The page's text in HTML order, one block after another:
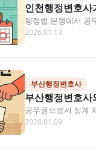
인천행정변호
행정법 분쟁에서 공
요. 이 글에서는 인천
2026.01.13
부산행정변호사
부산행정변호사
공무원으로서 징계
파면 처분에 효과적
2026.01.09